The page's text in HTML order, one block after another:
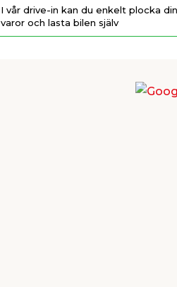
I vår drive-in kan du enkelt plocka
varor och lasta bilen själv